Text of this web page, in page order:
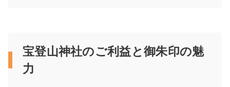
宝登山神社のご利益と御朱印の魅
力